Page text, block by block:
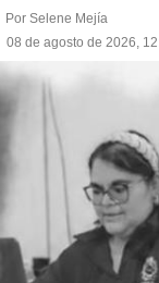
Por Selene Mejía
08 de agosto de 2026,